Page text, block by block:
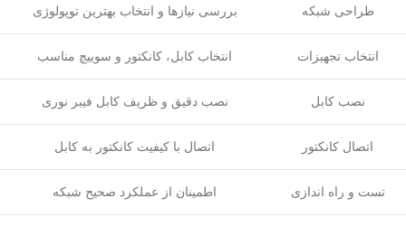
طراحی شبکه بررسی نیازها و انتخاب بهترین توپولوژی
انتخاب تجهیزات انتخاب کابل، کانکتور و سوییچ مناسب
نصب کابل نصب دقیق و ظریف کابل فیبر نوری
اتصال کانکتور اتصال با کیفیت کانکتور به کابل
تست و راه اندازی اطمینان از عملکرد صحیح شبکه